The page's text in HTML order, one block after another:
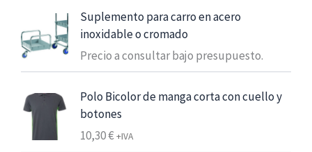
c
o
:
Suplemento para carro en acero
inoxidable o cromado
Precio a consultar bajo presupuesto.
Polo Bicolor de manga corta con cuello y
botones
10,30€+IVA